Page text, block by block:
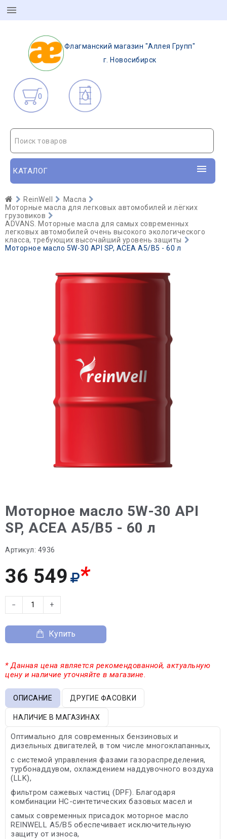
Флагманский магазин "Аллея Групп"
г. Новосибирск
0
Поиск товаров
КАТАЛОГ
ReinWell
Масла
Моторные масла для легковых автомобилей и лёгких
грузовиков
ADVANS. Моторные масла для самых современных
легковых автомобилей очень высокого экологического
класса, требующих высочайший уровень защиты
Моторное масло 5W-30 API SP, ACEA A5/B5 - 60 л
Моторное масло 5W-30 API
SP, ACEA A5/B5 - 60 л
Артикул: 4936
36 549 *
− +
Купить
* Данная цена является рекомендованной, актуальную
цену и наличие уточняйте в магазине.
ОПИСАНИЕ ДРУГИЕ ФАСОВКИ
НАЛИЧИЕ В МАГАЗИНАХ
Оптимально для современных бензиновых и
дизельных двигателей, в том числе многоклапанных,
с системой управления фазами газораспределения,
турбонаддувом, охлаждением наддувочного воздуха
(LLK),
фильтром сажевых частиц (DPF). Благодаря
комбинации НС-синтетических базовых масел и
самых современных присадок моторное масло
REINWELL A5/B5 обеспечивает исключительную
защиту от износа,